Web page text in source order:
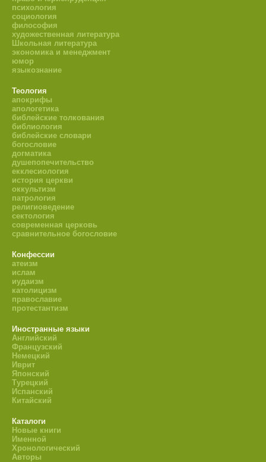
психология
социология
философия
художественная литература
Школьная литература
экономика и менеджмент
юмор
языкознание
Теология
апокрифы
апологетика
библейские толкования
библиология
библейские словари
богословие
догматика
душепопечительство
екклесиология
история церкви
оккультизм
патрология
религиоведение
сектология
современная церковь
сравнительное богословие
Конфессии
атеизм
ислам
иудаизм
католицизм
православие
протестантизм
Иностранные языки
Английский
Французский
Немецкий
Иврит
Японский
Турецкий
Испанский
Китайский
Каталоги
Новые книги
Именной
Хронологический
Авторы